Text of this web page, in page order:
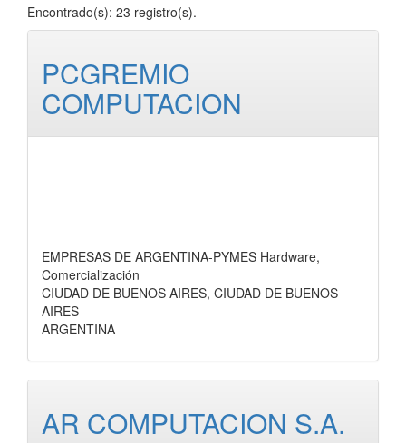
Encontrado(s): 23 registro(s).
PCGREMIO
COMPUTACION
EMPRESAS DE ARGENTINA-PYMES Hardware,
Comercialización
CIUDAD DE BUENOS AIRES, CIUDAD DE BUENOS
AIRES
ARGENTINA
AR COMPUTACION S.A.